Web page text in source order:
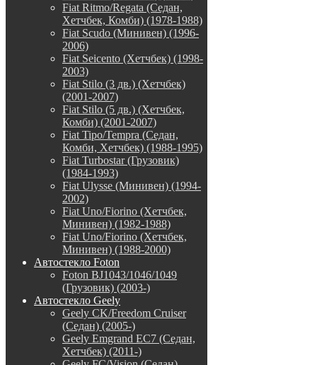
Fiat Ritmo/Regata (Седан,
Хетчбек, Комби) (1978-1988)
Fiat Scudo (Минивен) (1996-
2006)
Fiat Seicento (Хетчбек) (1998-
2003)
Fiat Stilo (3 дв.) (Хетчбек)
(2001-2007)
Fiat Stilo (5 дв.) (Хетчбек,
Комби) (2001-2007)
Fiat Tipo/Tempra (Седан,
Комби, Хетчбек) (1988-1995)
Fiat Turbostar (Грузовик)
(1984-1993)
Fiat Ulysse (Минивен) (1994-
2002)
Fiat Uno/Fiorino (Хетчбек,
Минивен) (1982-1988)
Fiat Uno/Fiorino (Хетчбек,
Минивен) (1988-2000)
Автостекло Foton
Foton BJ1043/1046/1049
(Грузовик) (2003-)
Автостекло Geely
Geely CK/Freedom Cruiser
(Седан) (2005-)
Geely Emgrand EC7 (Седан,
Хетчбек) (2011-)